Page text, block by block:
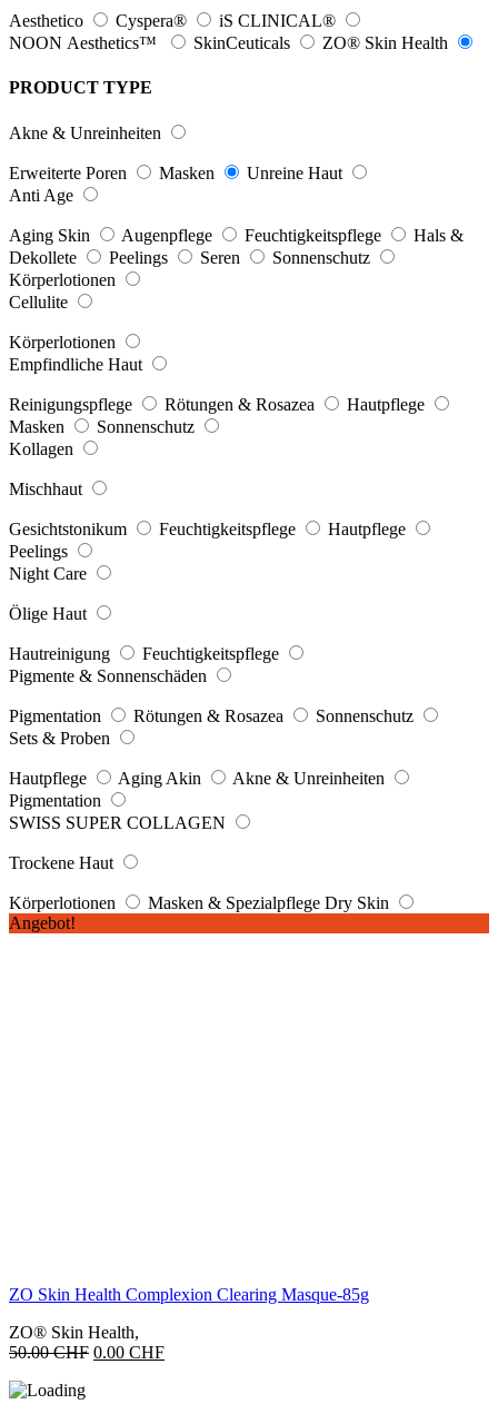
Aesthetico Cyspera®
iS CLINICAL®
NOON Aesthetics™
SkinCeuticals ZO® Skin Health
PRODUCT TYPE
Akne & Unreinheiten
Erweiterte Poren Masken
Unreine Haut
Anti Age
Aging Skin Augenpflege Feuchtigkeitspflege
Hals &
Dekollete
Peelings Seren
Sonnenschutz
Körperlotionen
Cellulite
Körperlotionen
Empfindliche Haut
Reinigungspflege Rötungen & Rosazea
Hautpflege
Masken
Sonnenschutz
Kollagen
Mischhaut
Gesichtstonikum Feuchtigkeitspflege
Hautpflege
Peelings
Night Care
Ölige Haut
Hautreinigung
Feuchtigkeitspflege
Pigmente & Sonnenschäden
Pigmentation Rötungen & Rosazea
Sonnenschutz
Sets & Proben
Hautpflege Aging Akin
Akne & Unreinheiten
Pigmentation
SWISS SUPER COLLAGEN
Trockene Haut
Körperlotionen
Masken & Spezialpflege Dry Skin
Angebot!
ZO Skin Health Complexion Clearing Masque-85g
ZO® Skin Health,
50.00CHF Ursprünglicher
0.00 CHFAktueller